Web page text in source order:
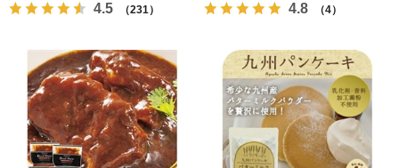
4.5 （231） 4.8 （4）